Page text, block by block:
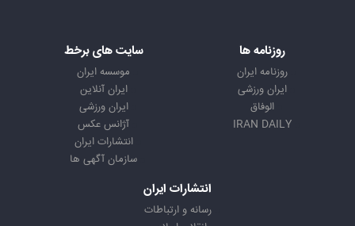
روزنامه ها
روزنامه ایران
ایران ورزشی
الوفاق
IRAN DAILY
سایت های برخط
موسسه ایران
ایران آنلاین
ایران ورزشی
آژانس عکس
انتشارات ایران
سازمان آگهی ها
انتشارات ایران
رسانه و ارتباطات